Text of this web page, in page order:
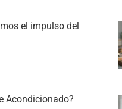
el impulso del
Acondicionado?